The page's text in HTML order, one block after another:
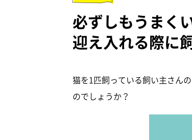
必ずしもうまく
迎え入れる際に
猫を1匹飼っている飼い主さんの
のでしょうか？